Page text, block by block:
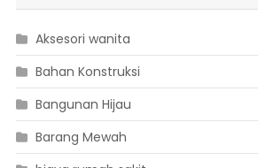
Aksesori wanita
Bahan Konstruksi
Bangunan Hijau
Barang Mewah